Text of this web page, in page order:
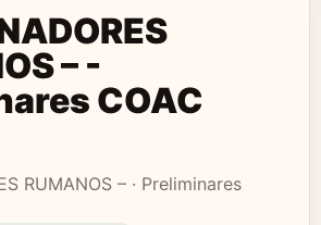
– -
COAC
RUMANOS – · Preliminares